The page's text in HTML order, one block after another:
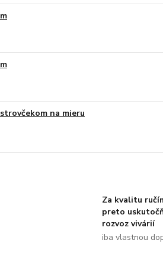
na mieru
Za kvalitu
preto
rozvoz vivárií
iba vlastnou